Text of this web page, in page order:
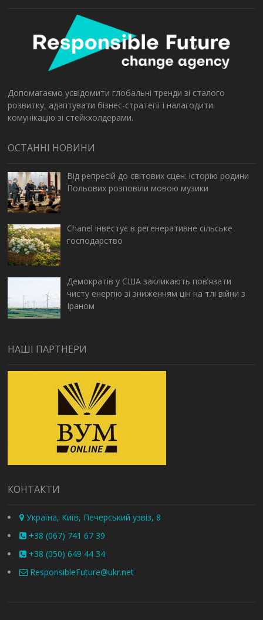
Допомагаємо усвідомити глобальні тренди зі сталого
розвитку, адаптувати бізнес-стратегії і налагодити
комунікацію зі стейкхолдерами.
ОСТАННІ НОВИНИ
Від репресій до світових сцен: історію родини
Польових розповіли мовою музики
Chanel інвестує в регенеративне сільське
господарство
Демократів у США закликають пов’язати
чисту енергію зі зниженням цін на тлі війни з
Іраном
НАШІ ПАРТНЕРИ
КОНТАКТИ
Україна, Київ, Печерський узвіз, 8
+38 (067) 741 67 39
+38 (050) 649 44 34
ResponsibleFuture@ukr.net